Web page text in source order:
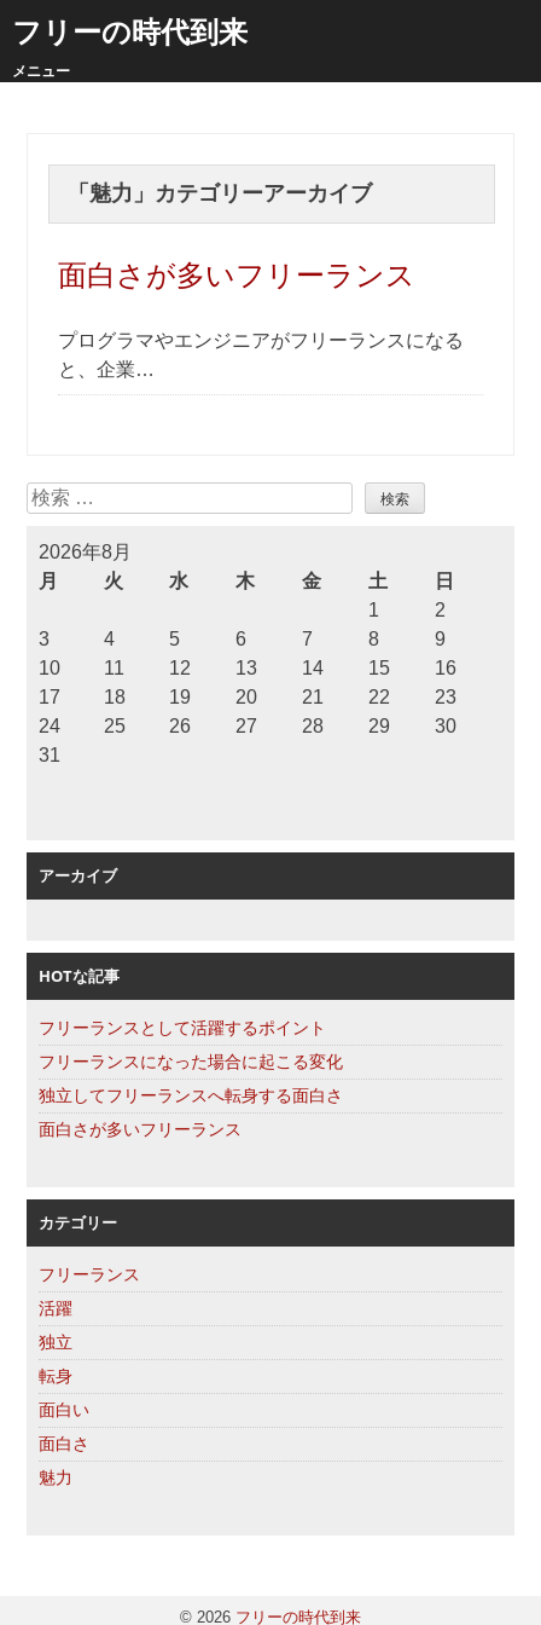
フリーの時代到来
メニュー
「 魅力 」カテゴリーアーカイブ
面白さが多いフリーランス
プログラマやエンジニアがフリーランスになる
と、企業…
検
2026年8月
月
火 水 木 金 土
日
1
2
3
4 5 6 7 8
9
10
11 12 13 14 15
16
17
18 19 20 21 22
23
24
25 26 27 28 29
30
31
アーカイブ
HOTな記事
フリーランスとして活躍するポイント
フリーランスになった場合に起こる変化
独立してフリーランスへ転身する面白さ
面白さが多いフリーランス
カテゴリー
フリーランス
活躍
独立
転身
面白い
面白さ
魅力
© 2026 フリーの時代到来